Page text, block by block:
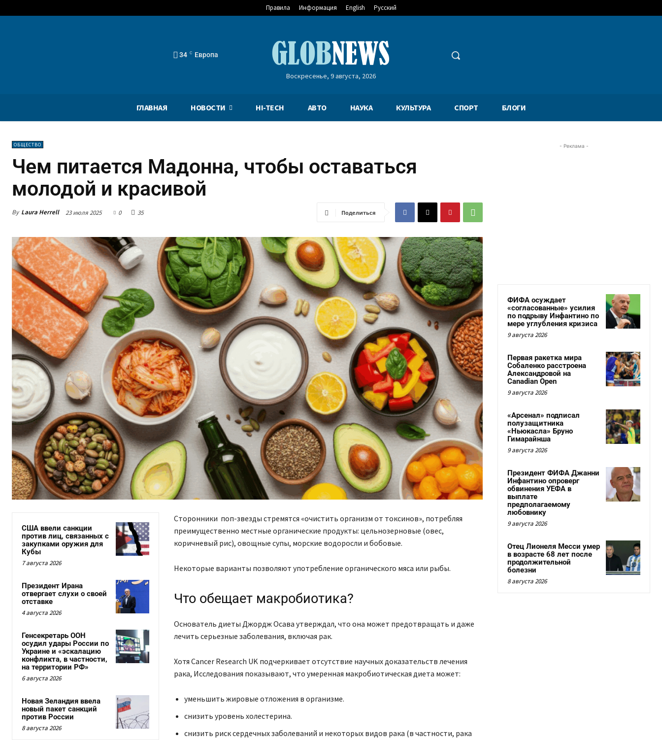
Правила Информация English Русский
34 C Европа
Воскресенье, 9 августа, 2026
ГЛАВНАЯ НОВОСТИ HI-TECH АВТО НАУКА КУЛЬТУРА СПОРТ БЛОГИ
ОБЩЕСТВО
Чем питается Мадонна, чтобы оставаться
молодой и красивой
By Laura Herrell 23 июля 2025 0 35 Поделиться
США ввели санкции
против лиц, связанных с
закупками оружия для
Кубы
7 августа 2026
Президент Ирана
отвергает слухи о своей
отставке
4 августа 2026
Генсекретарь ООН
осудил удары России по
Украине и «эскалацию
конфликта, в частности,
на территории РФ»
6 августа 2026
Новая Зеландия ввела
новый пакет санкций
против России
8 августа 2026
Cторонники поп-звезды стремятся «очистить организм от токсинов», потребляя
преимущественно местные органические продукты: цельнозерновые (овес,
коричневый рис), овощные супы, морские водоросли и бобовые.
Некоторые варианты позволяют употребление органического мяса или рыбы.
Что обещает макробиотика?
Основатель диеты Джордж Осава утверждал, что она может предотвращать и даже
лечить серьезные заболевания, включая рак.
Хотя Cancer Research UK подчеркивает отсутствие научных доказательств лечения
рака, Исследования показывают, что умеренная макробиотическая диета может:
уменьшить жировые отложения в организме.
снизить уровень холестерина.
снизить риск сердечных заболеваний и некоторых видов рака (в частности, рака
- Реклама -
ФИФА осуждает
«согласованные» усилия
по подрыву Инфантино по
мере углубления кризиса
9 августа 2026
Первая ракетка мира
Собаленко расстроена
Александровой на
Canadian Open
9 августа 2026
«Арсенал» подписал
полузащитника
«Ньюкасла» Бруно
Гимарайнша
9 августа 2026
Президент ФИФА Джанни
Инфантино опроверг
обвинения УЕФА в
выплате
предполагаемому
любовнику
9 августа 2026
Отец Лионеля Месси умер
в возрасте 68 лет после
продолжительной
болезни
8 августа 2026